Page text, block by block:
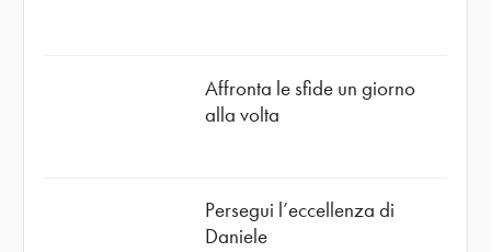
Affronta le sfide un giorno
alla volta
Persegui l’eccellenza di
Daniele